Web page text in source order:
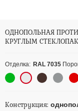
ОДНОПОЛЬНАЯ
КРУГЛЫМ
Отделка: RAL 7035
Конструкция: